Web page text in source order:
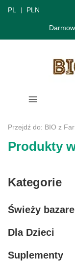
PL PLN
Menu
Przejdź do: BIO z
Produkty
Kategorie
Świeży
Dla Dzieci
Suplementy